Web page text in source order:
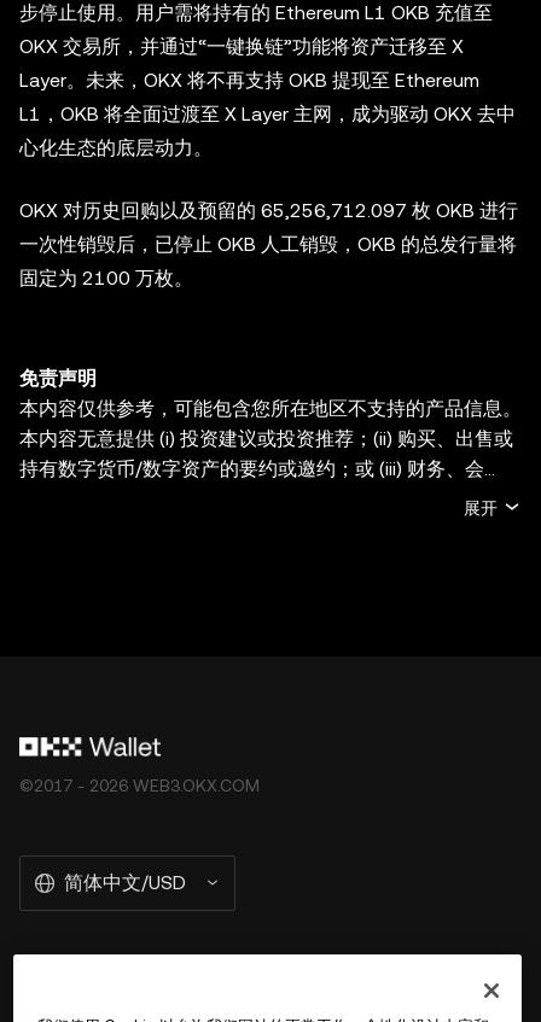
步停止使用。用户需将持有的 Ethereum L1 OKB 充值至
OKX 交易所，并通过“一键换链”功能将资产迁移至 X
Layer。未来，OKX 将不再支持 OKB 提现至 Ethereum
L1，OKB 将全面过渡至 X Layer 主网，成为驱动 OKX 去中
心化生态的底层动力。
OKX 对历史回购以及预留的 65,256,712.097 枚 OKB 进行
一次性销毁后，已停止 OKB 人工销毁，OKB 的总发行量将
固定为 2100 万枚。
免责声明
本内容仅供参考，可能包含您所在地区不支持的产品信息。
本内容无意提供 (i) 投资建议或投资推荐；(ii) 购买、出售或
持有数字货币/数字资产的要约或邀约；或 (iii) 财务、会
计、法律或税务建议。持有数字货币/数字资产 (包括稳定币
何事实错误或遗漏承担任何责任。OKX Wallet 及相关服务
展开
©2017 - 2026 WEB3.OKX.COM
简体中文/USD